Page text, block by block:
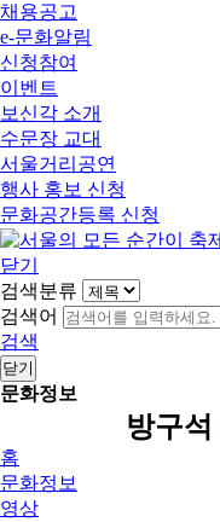
채용공고
e-문화알림
신청참여
이벤트
보신각 소개
수문장 교대
서울거리공연
행사 홍보 신청
문화공간등록 신청
닫기
검색분류
검색어
검색
닫기
문화정보
방구석
홈
문화정보
영상